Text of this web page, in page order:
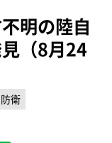
明の陸自
（8月24
衛